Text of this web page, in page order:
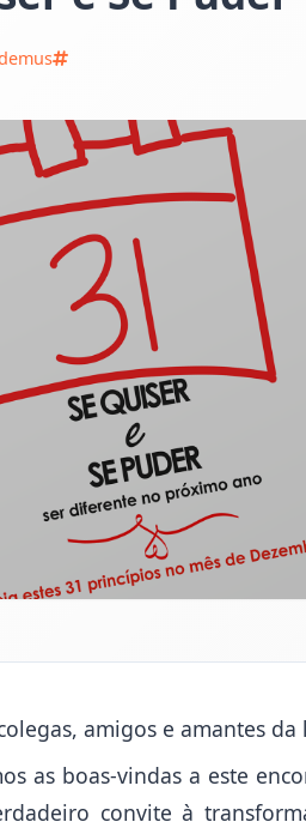
amigos e amantes
as boas-vindas a este
convite à